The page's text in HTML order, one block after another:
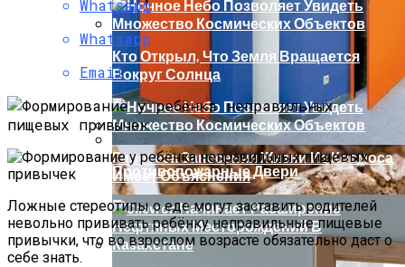
32 Убийственные Причины. Ученые
Доказали: Фастфуд И Чипсы Вреднее
Табака
Противопожарные Двери
Кто Открыл, Что Земля Вращается
Вокруг Солнца
Гипотеза Занесения Жизни Из Космоса
Имеет Объяснения
Whatsapp
Whatsapp
Email
Ложные стереотипы о еде могут заставить родителей
невольно прививать ребёнку неправильные пищевые
привычки, что во взрослом возрасте обязательно даст о
себе знать.